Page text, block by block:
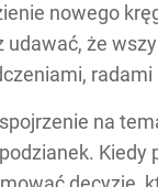
nowego
udawać, że
na